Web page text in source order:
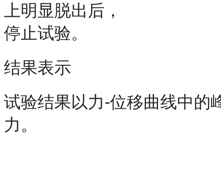
上明显脱出后，
停止试验。
结果表示
试验结果以力-位移曲线中的
力。